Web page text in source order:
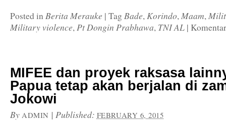
Posted inBerita Merauke | Tag Bade,Korindo,Maam,
Military violence,Pt Dongin Prabhawa, TNI AL |
MIFEE dan proyek raksasa
Papua tetap akan berjalan di
Jokowi
By ADMIN | Published: FEBRUARY 6, 2015